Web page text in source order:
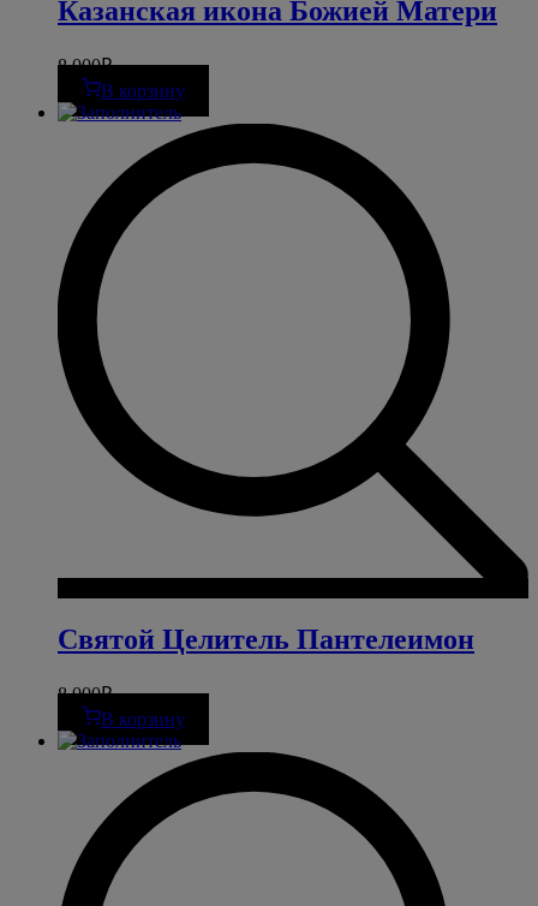
Казанская икона Божией Матери
8 000₽
В корзину
Святой Целитель Пантелеимон
8 000₽
В корзину